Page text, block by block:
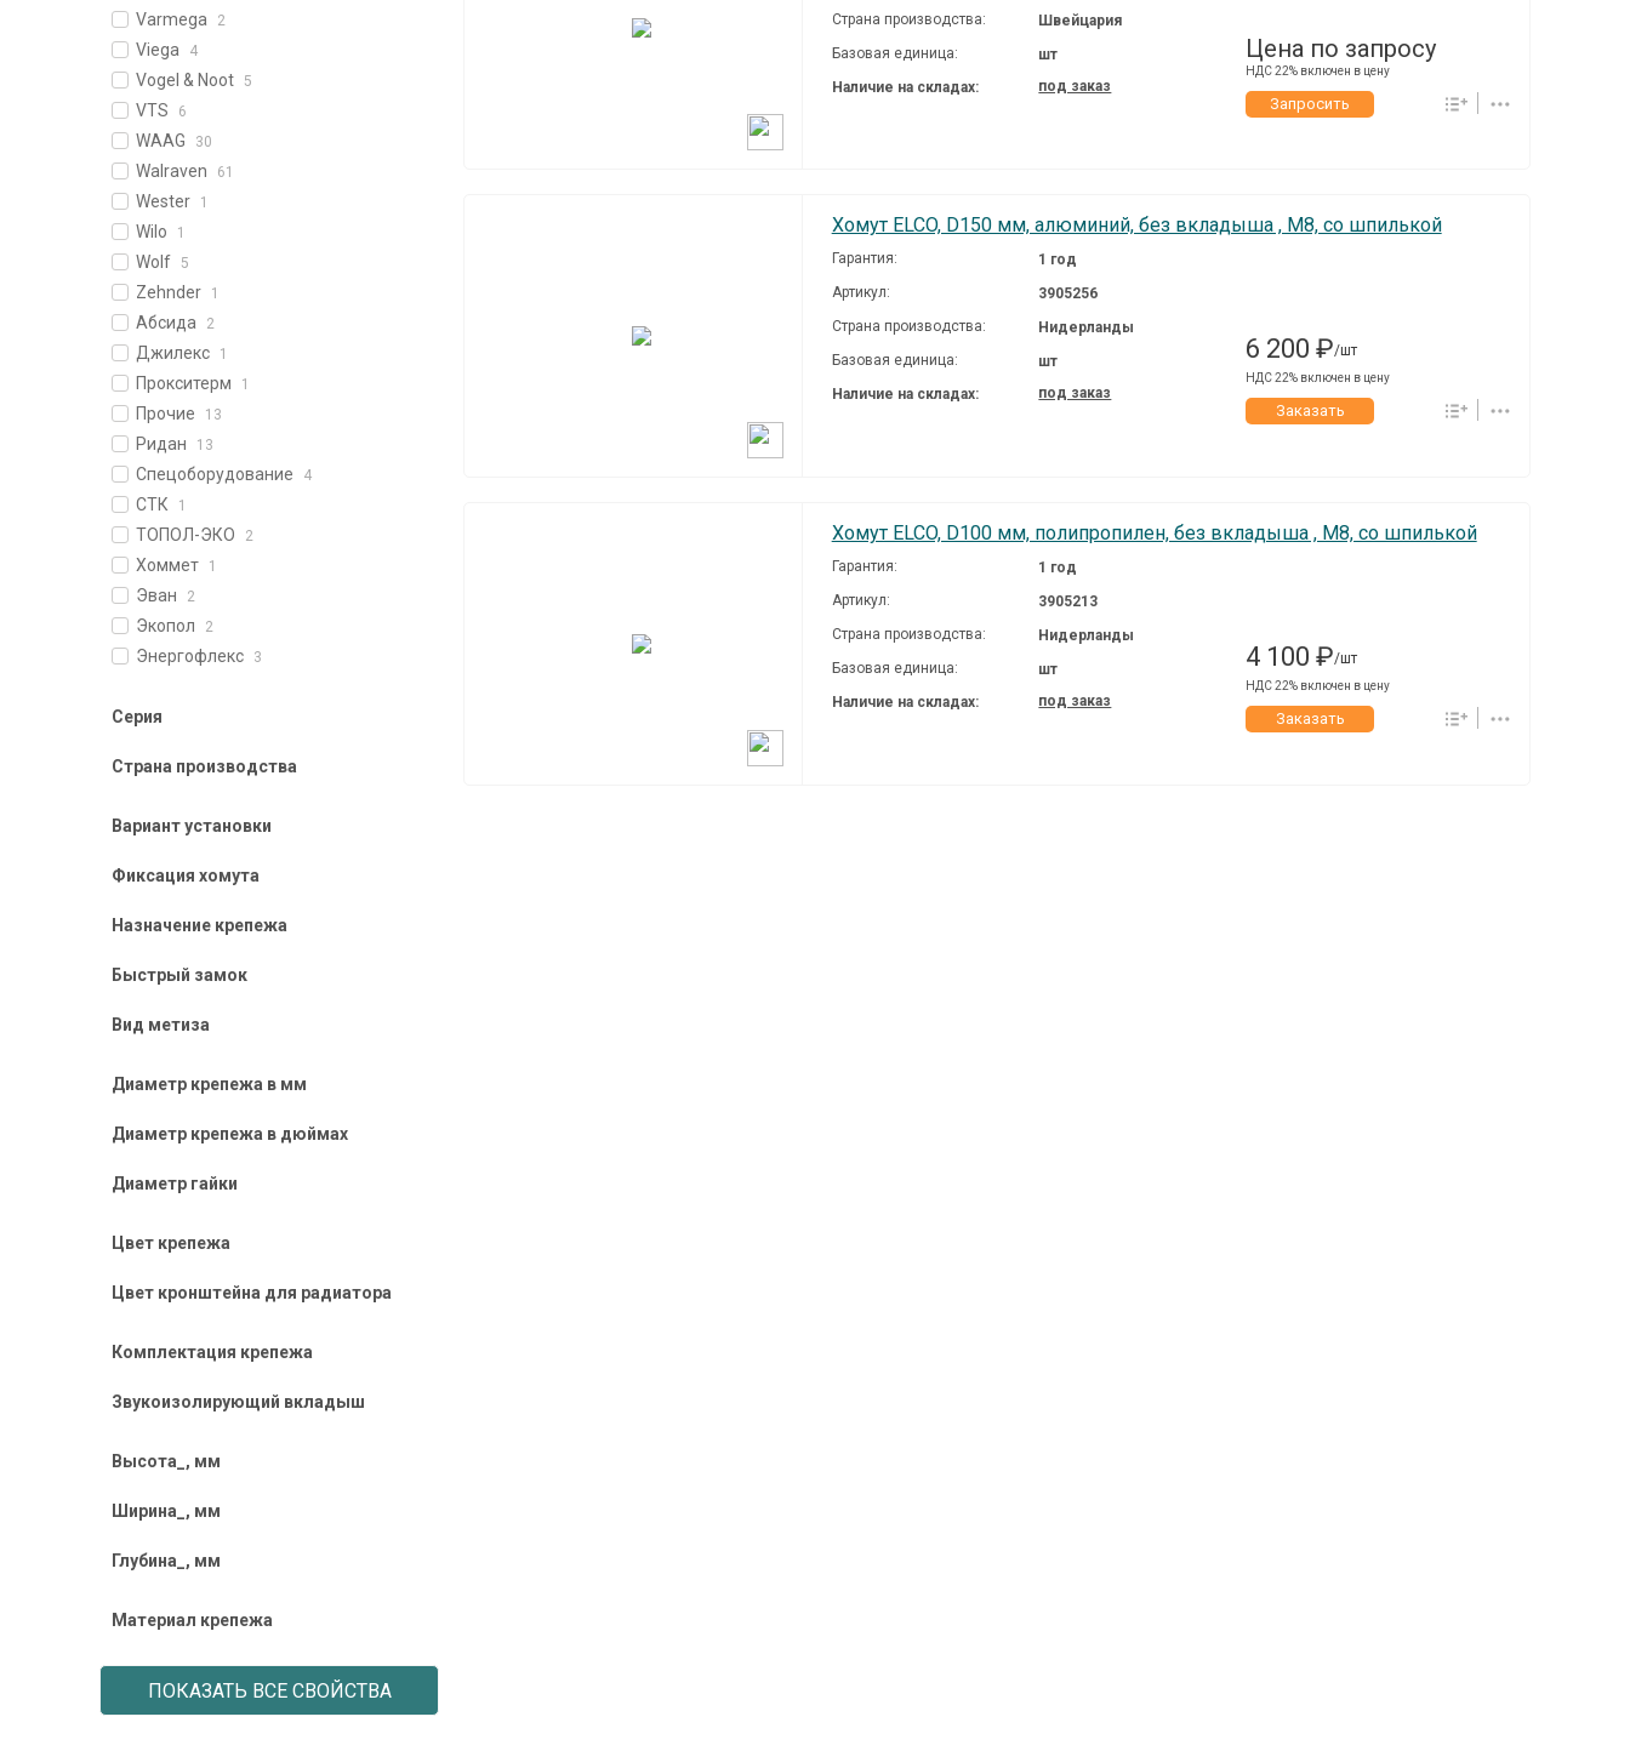
Varmega 2
Viega 4
Vogel & Noot 5
VTS 6
WAAG 30
Walraven 61
Wester 1
Wilo 1
Wolf 5
Zehnder 1
Абсида 2
Джилекс 1
Прокситерм 1
Прочие 13
Ридан 13
Спецоборудование 4
СТК 1
ТОПОЛ-ЭКО 2
Хоммет 1
Эван 2
Экопол 2
Энергофлекс 3
Серия
Страна производства
Вариант установки
Фиксация хомута
Назначение крепежа
Быстрый замок
Вид метиза
Диаметр крепежа в мм
Диаметр крепежа в дюймах
Диаметр гайки
Цвет крепежа
Цвет кронштейна для радиатора
Комплектация крепежа
Звукоизолирующий вкладыш
Высота_, мм
Ширина_, мм
Глубина_, мм
Материал крепежа
ПОКАЗАТЬ ВСЕ СВОЙСТВА
Страна производства:
Швейцария
Базовая единица:
шт
Наличие на складах:
под заказ
Цена по запросу
НДС 22% включен в цену
Запросить
Хомут ELCO, D150 мм, алюминий, без вкладыша , M8, со шпилькой
Гарантия:
1 год
Артикул:
3905256
Страна производства:
Нидерланды
Базовая единица:
шт
Наличие на складах:
под заказ
6 200 ₽/шт
НДС 22% включен в цену
Заказать
Хомут ELCO, D100 мм, полипропилен, без вкладыша , M8, со шпилькой
Гарантия:
1 год
Артикул:
3905213
Страна производства:
Нидерланды
Базовая единица:
шт
Наличие на складах:
под заказ
4 100 ₽/шт
НДС 22% включен в цену
Заказать